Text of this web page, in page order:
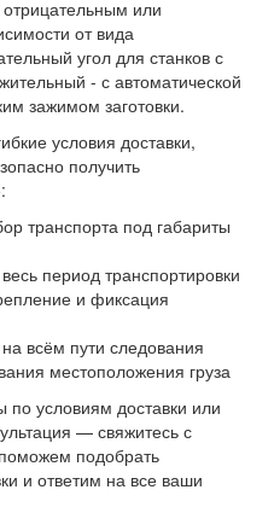
или
от вида
угол для станков с
- с автоматической
зажимом заготовки.
условия доставки,
получить
транспорта под габариты
период транспортировки
и фиксация
всём пути следования
местоположения груза
по условиям доставки или
— свяжитесь с
подобрать
и ответим на все ваши